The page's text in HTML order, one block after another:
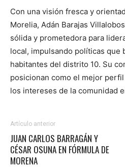
Con una visión fresca y
Morelia, Adán Barajas
sólida y prometedora para
local, impulsando políticas que
habitantes del distrito 10. Su
posicionan como el mejor
los intereses de la comunidad
Artículo anterior
JUAN CARLOS BARRAGÁN Y
CÉSAR OSUNA EN FÓRMULA DE
MORENA